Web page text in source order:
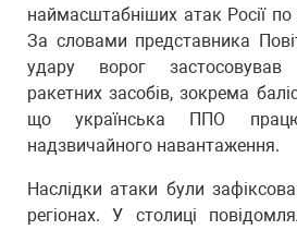
наймасштабніших атак Росії по
За словами представника
удару ворог застосовував
ракетних засобів, зокрема
що українська ППО
надзвичайного навантаження.
Наслідки атаки були
регіонах. У столиці